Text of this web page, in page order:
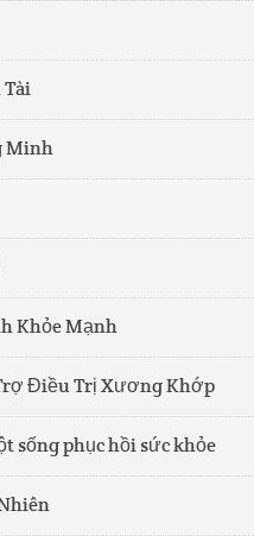
Tài
Minh
Khỏe Mạnh
Điều Trị Xương Khớp
sống phục hồi sức khỏe